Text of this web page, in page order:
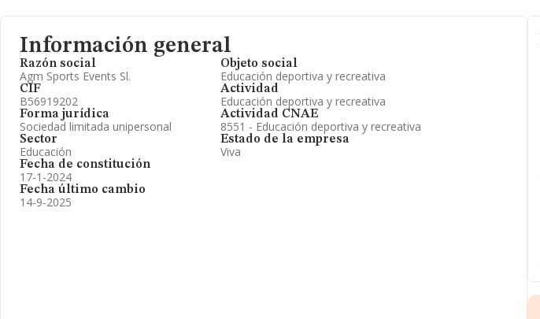
Información general
Razón social
Agm Sports Events Sl.
CIF
B56919202
Forma jurídica
Sociedad limitada unipersonal
Sector
Educación
Fecha de constitución
17-1-2024
Fecha último cambio
14-9-2025
Objeto social
Educación deportiva y recreativa
Actividad
Educación deportiva y recreativa
Actividad CNAE
8551 - Educación deportiva y recreativa
Estado de la empresa
Viva